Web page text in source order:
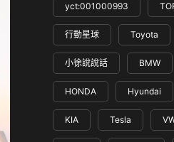
yct:001000993
行動星球 Toyota
小徐說說話 BMW
HONDA Hyundai
KIA Tesla